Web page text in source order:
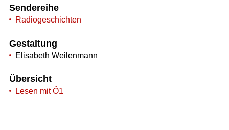
Sendereihe
Radiogeschichten
Gestaltung
Elisabeth Weilenmann
Übersicht
Lesen mit Ö1